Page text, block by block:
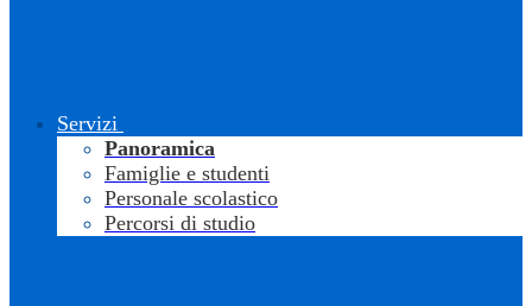
Servizi
Panoramica
Famiglie e studenti
Personale scolastico
Percorsi di studio